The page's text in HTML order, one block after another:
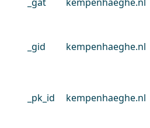
_gid kempenhaeghe.nl
_pk_id kempenhaeghe.nl